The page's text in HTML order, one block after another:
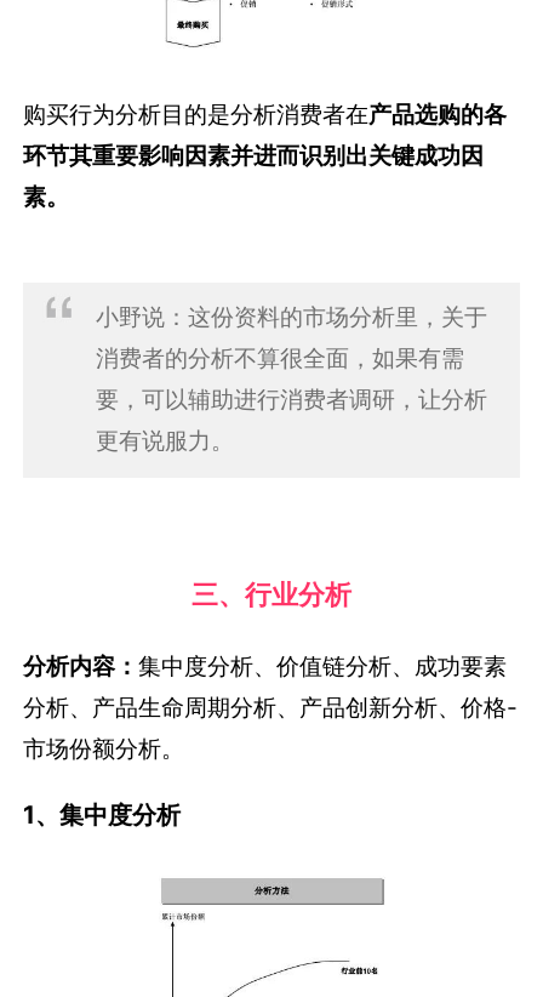
购买行为分析目的是分析消费者在产品选购的各
环节其重要影响因素并进而识别出关键成功因
素。
小野说：这份资料的市场分析里，关于
消费者的分析不算很全面，如果有需
要，可以辅助进行消费者调研，让分析
更有说服力。
三、行业分析
分析内容：集中度分析、价值链分析、成功要素
分析、产品生命周期分析、产品创新分析、价格-
市场份额分析。
1、集中度分析